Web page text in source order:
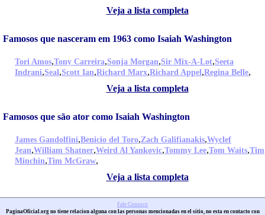
Veja a lista completa
Famosos que nasceram em 1963 como Isaiah Washington
Tori Amos,Tony Carreira,Sonja Morgan,Sir Mix-A-Lot,Seeta
Indrani,Seal,Scott Ian,Richard Marx,Richard Appel,Regina Belle,
Veja a lista completa
Famosos que são ator como Isaiah Washington
James Gandolfini,Benicio del Toro,Zach Galifianakis,Wyclef
Jean,William Shatner,Weird Al Yankovic,Tommy Lee,Tom Waits,Tim
Minchin,Tim McGraw,
Veja a lista completa
Fale Conosco
PaginaOficial.org no tiene relacion alguna con las personas mencionadas en el sitio, no esta en contacto con